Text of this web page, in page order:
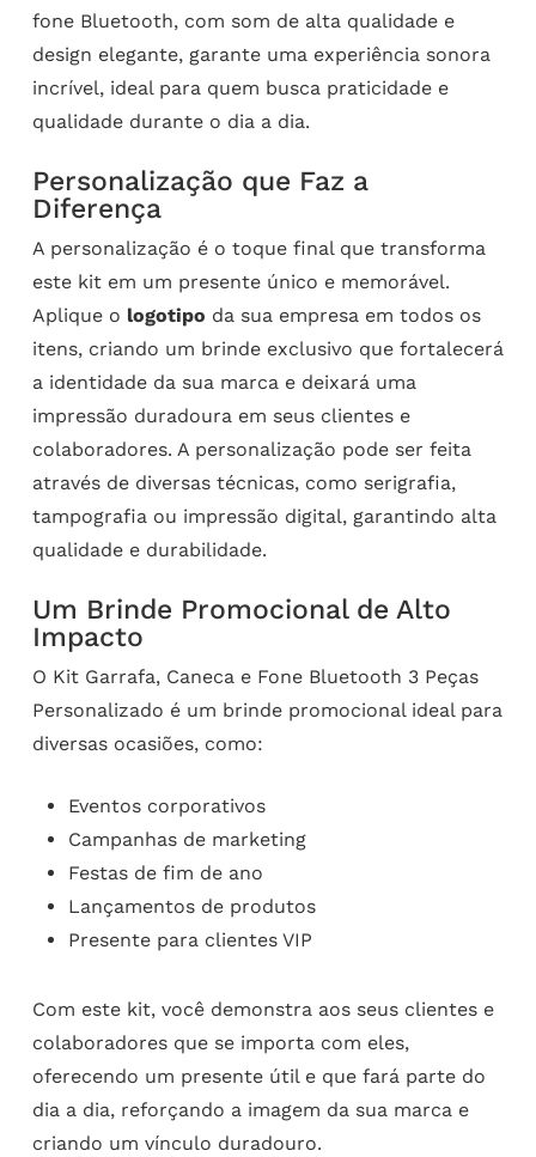
fone Bluetooth, com som de alta qualidade e
design elegante, garante uma experiência sonora
incrível, ideal para quem busca praticidade e
qualidade durante o dia a dia.
Personalização que Faz a
Diferença
A personalização é o toque final que transforma
este kit em um presente único e memorável.
Aplique o logotipo da sua empresa em todos os
itens, criando um brinde exclusivo que fortalecerá
a identidade da sua marca e deixará uma
impressão duradoura em seus clientes e
colaboradores. A personalização pode ser feita
através de diversas técnicas, como serigrafia,
tampografia ou impressão digital, garantindo alta
qualidade e durabilidade.
Um Brinde Promocional de Alto
Impacto
O Kit Garrafa, Caneca e Fone Bluetooth 3 Peças
Personalizado é um brinde promocional ideal para
diversas ocasiões, como:
Eventos corporativos
Campanhas de marketing
Festas de fim de ano
Lançamentos de produtos
Presente para clientes VIP
Com este kit, você demonstra aos seus clientes e
colaboradores que se importa com eles,
oferecendo um presente útil e que fará parte do
dia a dia, reforçando a imagem da sua marca e
criando um vínculo duradouro.